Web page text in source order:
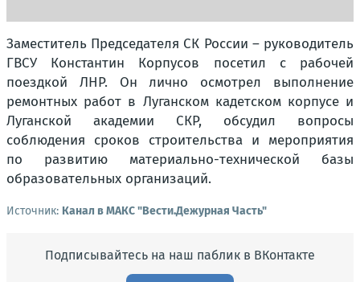
Заместитель Председателя СК России – руководитель
ГВСУ Константин Корпусов посетил с рабочей
поездкой ЛНР. Он лично осмотрел выполнение
ремонтных работ в Луганском кадетском корпусе и
Луганской академии СКР, обсудил вопросы
соблюдения сроков строительства и мероприятия
по развитию материально-технической базы
образовательных организаций.
Источник: Канал в МАКС "Вести.Дежурная Часть"
Подписывайтесь на наш паблик в ВКонтакте